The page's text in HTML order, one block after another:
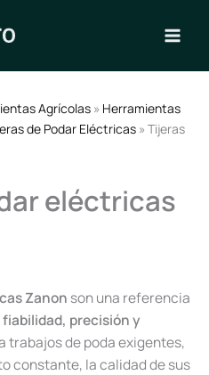
Agrícolas » Herramientas
de Podar Eléctricas » Tijeras
eléctricas
Zanon son una referencia
fiabilidad, precisión y
trabajos de poda exigentes,
constante, la calidad de sus